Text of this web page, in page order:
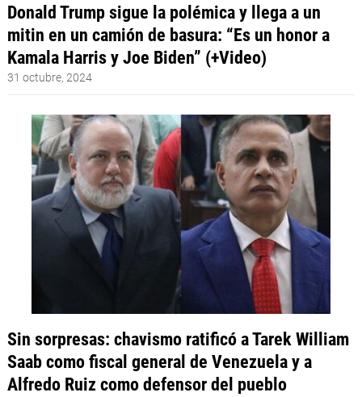
Donald Trump sigue la polémica y llega a un
mitin en un camión de basura: “Es un honor a
Kamala Harris y Joe Biden” (+Video)
31 octubre, 2024
Sin sorpresas: chavismo ratificó a Tarek William
Saab como fiscal general de Venezuela y a
Alfredo Ruiz como defensor del pueblo